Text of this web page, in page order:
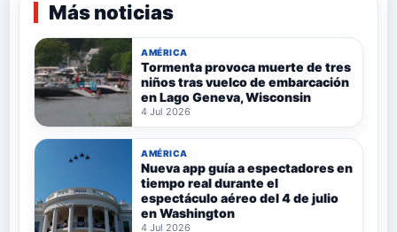
Más noticias
AMÉRICA
Tormenta provoca muerte de tres
niños tras vuelco de embarcación
en Lago Geneva, Wisconsin
4 Jul 2026
AMÉRICA
Nueva app guía a espectadores en
tiempo real durante el
espectáculo aéreo del 4 de julio
en Washington
4 Jul 2026